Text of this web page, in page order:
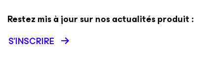
Restez mis à jour sur nos actualités produit :
S’INSCRIRE